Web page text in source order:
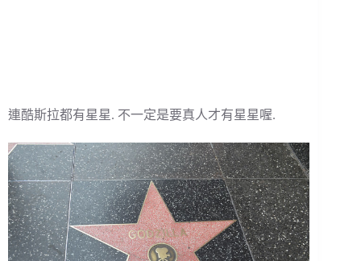
連酷斯拉都有星星. 不一定是要真人才有星星喔.